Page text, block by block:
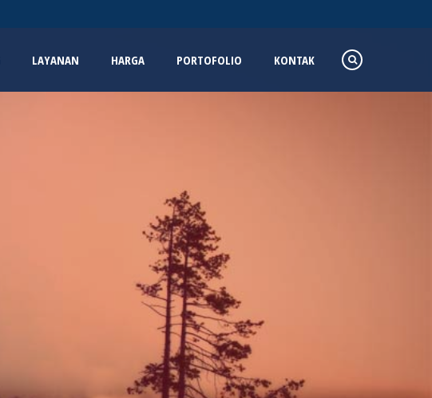
LAYANAN HARGA PORTOFOLIO KONTAK